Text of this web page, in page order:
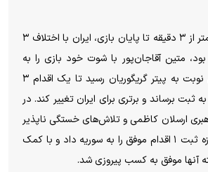
زمانی که در فاصله کمتر از ۳ دقیقه تا پایان بازی، ایران با اختلاف ۳
متین آقاجان‌پور با شوت خود بازی را به
تساوی کشاند. سپس نوبت به پیتر گریگوریان رسید تا یک اقدام ۳
ثبت برساند و برتری برای ایران تغییر کند. در
رهبری ارسلان کاظمی و تلاش‌های خستگی ناپذیر
او روی حلقه، تنها اجازه ثبت ۱ اقدام موفق را به سوریه داد و با کمک
آنها موفق به کسب پیروزی شد.